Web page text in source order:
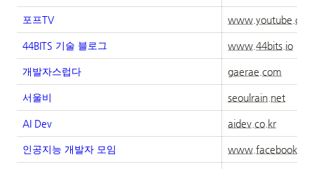
포프TV www.youtube.com
44BITS 기술 블로그 www.44bits.io
개발자스럽다 gaerae.com
서울비 seoulrain.net
AI Dev aidev.co.kr
인공지능 개발자 모임